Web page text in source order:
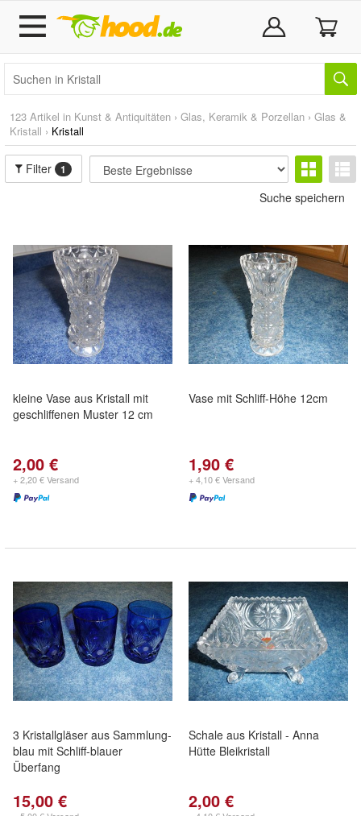
123 Artikel in Kunst & Antiquitäten › Glas, Keramik & Porzellan › Glas &
Kristall › Kristall
Filter 1
Suche speichern
kleine Vase aus Kristall mit
geschliffenen Muster 12 cm
2,00 €
+ 2,20 € Versand
Vase mit Schliff-Höhe 12cm
1,90 €
+ 4,10 € Versand
3 Kristallgläser aus Sammlung-
blau mit Schliff-blauer
Überfang
15,00 €
Schale aus Kristall - Anna
Hütte Bleikristall
2,00 €